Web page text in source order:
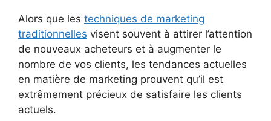
Alors que les techniques de marketing
traditionnelles visent souvent à attirer l’attention
de nouveaux acheteurs et à augmenter le
nombre de vos clients, les tendances actuelles
en matière de marketing prouvent qu’il est
extrêmement précieux de satisfaire les clients
actuels.